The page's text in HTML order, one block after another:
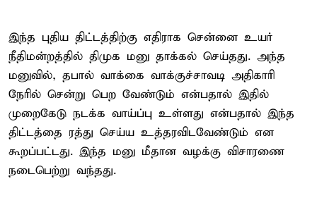
இந்த புதிய திட்டத்திற்கு எதிராக சென்னை உயர்
நீதிமன்றத்தில் திமுக மனு தாக்கல் செய்தது. அந்த
மனுவில், தபால் வாக்கை வாக்குச்சாவடி அதிகாரி
நேரில் சென்று பெற வேண்டும் என்பதால் இதில்
முறைகேடு நடக்க வாய்ப்பு உள்ளது என்பதால் இந்த
திட்டத்தை ரத்து செய்ய உத்தரவிடவேண்டும் என
கூறப்பட்டது. இந்த மனு மீதான வழக்கு விசாரணை
நடைபெற்று வந்தது.